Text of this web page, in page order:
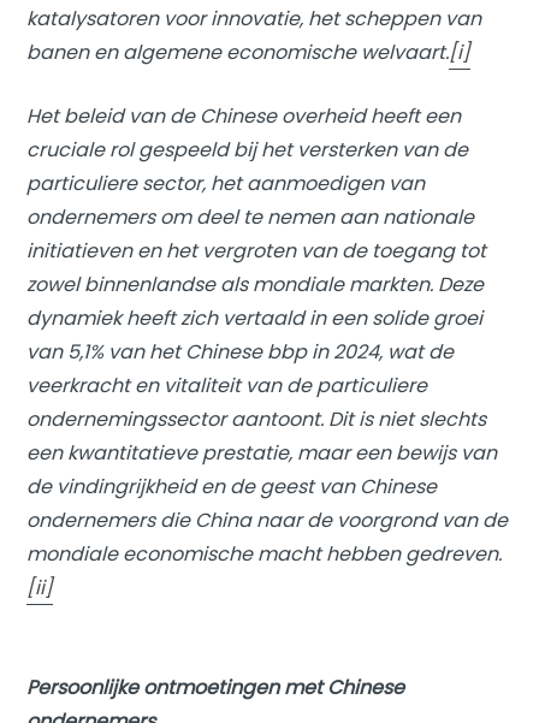
katalysatoren voor innovatie, het scheppen van
banen en algemene economische welvaart.[i]
Het beleid van de Chinese overheid heeft een
cruciale rol gespeeld bij het versterken van de
particuliere sector, het aanmoedigen van
ondernemers om deel te nemen aan nationale
initiatieven en het vergroten van de toegang tot
zowel binnenlandse als mondiale markten. Deze
dynamiek heeft zich vertaald in een solide groei
van 5,1% van het Chinese bbp in 2024, wat de
veerkracht en vitaliteit van de particuliere
ondernemingssector aantoont. Dit is niet slechts
een kwantitatieve prestatie, maar een bewijs van
de vindingrijkheid en de geest van Chinese
ondernemers die China naar de voorgrond van de
mondiale economische macht hebben gedreven.
[ii]
Persoonlijke ontmoetingen met Chinese